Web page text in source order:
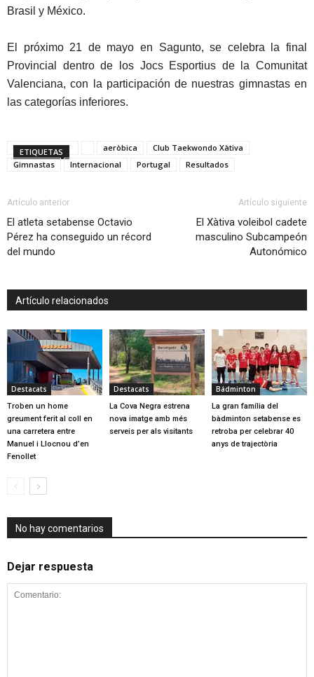
Brasil y México.
El próximo 21 de mayo en Sagunto, se celebra la final
Provincial dentro de los Jocs Esportius de la Comunitat
Valenciana, con la participación de nuestras gimnastas en
las categorías inferiores.
ETIQUETAS aeròbica
Club Taekwondo Xàtiva
Gimnastas
Internacional Portugal Resultados
Artículo anterior
El atleta setabense Octavio
Pérez ha conseguido un récord
del mundo
Artículo siguiente
El Xàtiva voleibol cadete
masculino Subcampeón
Autonómico
Artículo relacionados
Destacats
Troben un home
greument ferit al coll en
una carretera entre
Manuel i Llocnou d’en
Fenollet
Destacats
La Cova Negra estrena
nova imatge amb més
serveis per als visitants
Bádminton
La gran família del
bàdminton setabense es
retroba per celebrar 40
anys de trajectòria
No hay comentarios
Dejar respuesta